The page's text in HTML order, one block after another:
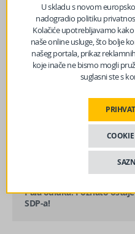
Košarac odgovoran što su
im se zabrani učešće u
Pala odluka: Poznato
SDP-a!
U skladu s novom
nadogradio politiku
Kolačiće upotrebljavamo
naše online usluge, što bolje
našeg portala, prikaz
koje inače ne bismo mogli
suglasni ste s